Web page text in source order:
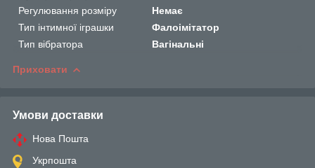
Регулювання розміру
Немає
Тип інтимної іграшки
Фалоімітатор
Тип вібратора
Вагінальні
Приховати
Умови доставки
Нова Пошта
Укрпошта